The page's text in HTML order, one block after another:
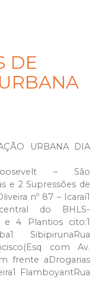
DE
URBANA DIA
– São
e 2 Supressões de
nº 87 – Icaraí1
do BHLS-
e 4 Plantios cito:1
SibipirunaRua
com Av.
frente aDrogarias
FlamboyantRua